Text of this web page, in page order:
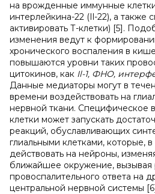
на врожденные иммунные
интерлейкина-22 (Il-22), а также
активировать Т-клетки) [5].
изменения ведут к
хронического воспаления в
повышаются уровни таких
цитокинов, как Il-1, ФНО,
Данные медиаторы могут в
времени воздействовать на
нервной ткани. Специфическое
клетки может запускать
реакций, обуславливающих
глиальными клетками, которые,
действовать на нейроны,
ближайшее окружение, вызывая
провоспалительного ответа на
центральной нервной системы